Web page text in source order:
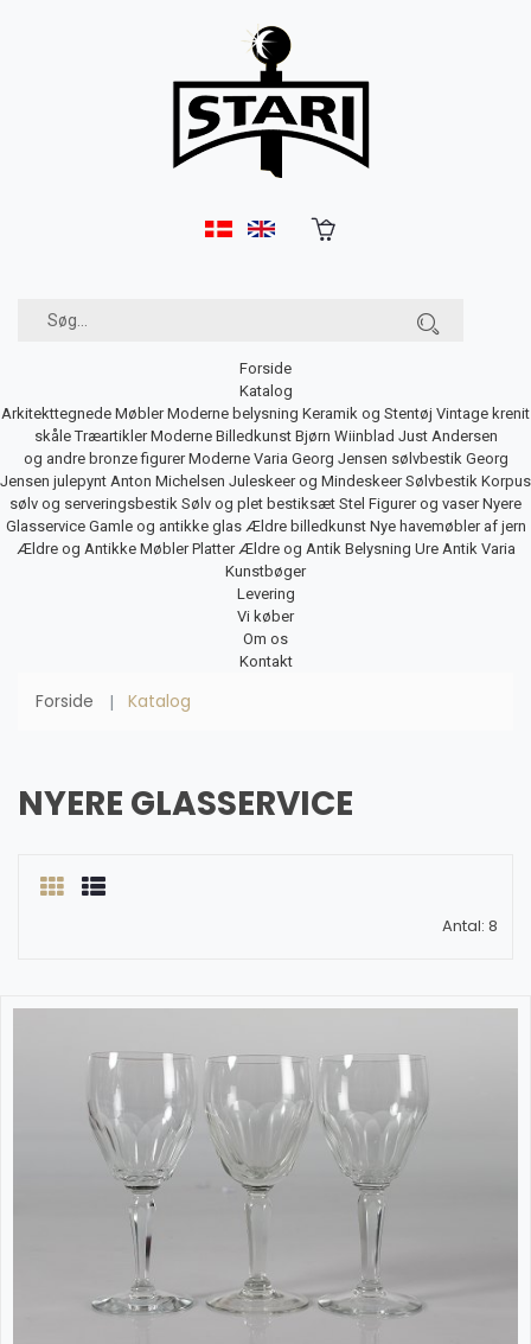
Forside
Katalog
Arkitekttegnede Møbler Moderne belysning Keramik og Stentøj Vintage krenit
skåle Træartikler Moderne Billedkunst Bjørn Wiinblad Just Andersen
og andre bronze figurer Moderne Varia Georg Jensen sølvbestik Georg
Jensen julepynt Anton Michelsen Juleskeer og Mindeskeer Sølvbestik Korpus
sølv og serveringsbestik Sølv og plet bestiksæt Stel Figurer og vaser Nyere
Glasservice Gamle og antikke glas Ældre billedkunst Nye havemøbler af jern
Ældre og Antikke Møbler Platter Ældre og Antik Belysning Ure Antik Varia
Kunstbøger
Levering
Vi køber
Om os
Kontakt
Forside Katalog
NYERE GLASSERVICE
Antal: 8